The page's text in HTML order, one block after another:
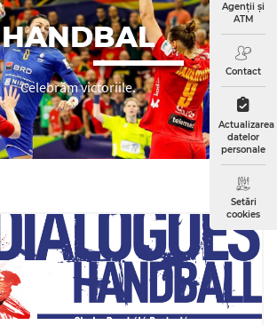
Agenții și
ATM
Contact
Actualizarea
datelor
personale
Setări
cookies
HANDBAL
Celebrăm victoriile.